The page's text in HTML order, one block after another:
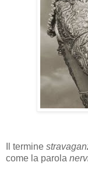
Il termine
come la parola